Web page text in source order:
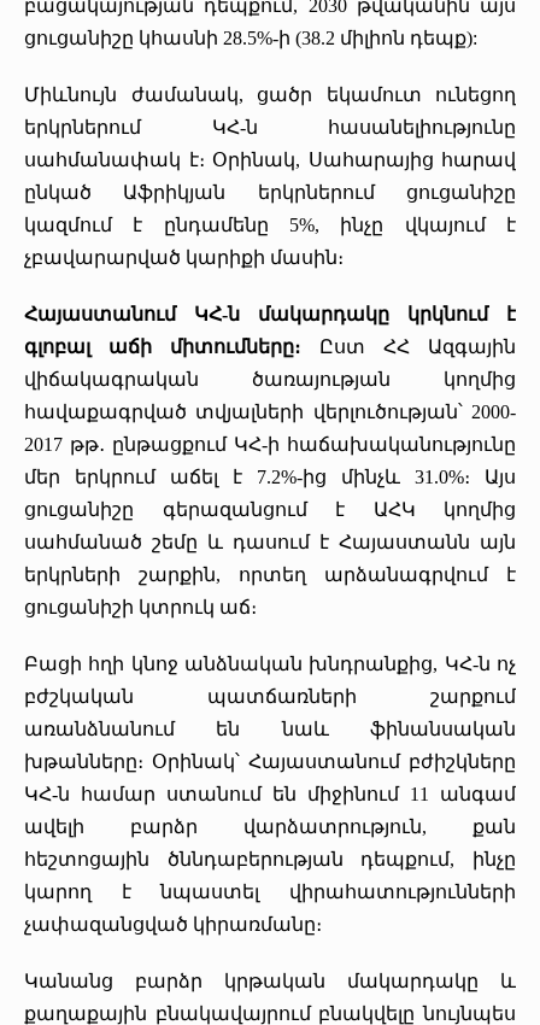
բացակայության դեպքում, 2030 թվականին այս
ցուցանիշը կհասնի 28.5%-ի (38.2 միլիոն դեպք):
Միևնույն ժամանակ, ցածր եկամուտ ունեցող
երկրներում ԿՀ-ն հասանելիությունը
սահմանափակ է։ Օրինակ, Սահարայից հարավ
ընկած Աֆրիկյան երկրներում ցուցանիշը
կազմում է ընդամենը 5%, ինչը վկայում է
չբավարարված կարիքի մասին։
Հայաստանում ԿՀ-ն մակարդակը կրկնում է
գլոբալ աճի միտումները։ Ըստ ՀՀ Ազգային
վիճակագրական ծառայության կողմից
հավաքագրված տվյալների վերլուծության՝ 2000-
2017 թթ․ ընթացքում ԿՀ-ի հաճախականությունը
մեր երկրում աճել է 7.2%-ից մինչև 31.0%։ Այս
ցուցանիշը գերազանցում է ԱՀԿ կողմից
սահմանած շեմը և դասում է Հայաստանն այն
երկրների շարքին, որտեղ արձանագրվում է
ցուցանիշի կտրուկ աճ։
Բացի հղի կնոջ անձնական խնդրանքից, ԿՀ-ն ոչ
բժշկական պատճառների շարքում
առանձնանում են նաև ֆինանսական
խթանները։ Օրինակ՝ Հայաստանում բժիշկները
ԿՀ-ն համար ստանում են միջինում 11 անգամ
ավելի բարձր վարձատրություն, քան
հեշտոցային ծննդաբերության դեպքում, ինչը
կարող է նպաստել վիրահատությունների
չափազանցված կիրառմանը։
Կանանց բարձր կրթական մակարդակը և
քաղաքային բնակավայրում բնակվելը նույնպես